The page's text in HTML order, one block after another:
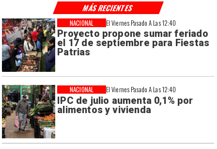
El Viernes Pasado A Las 12:40
Proyecto propone sumar feriado
el 17 de septiembre para Fiestas
Patrias
NACIONAL
El Viernes Pasado A Las 12:40
IPC de julio aumenta 0,1% por
alimentos y vivienda
NACIONAL
MÁS RECIENTES